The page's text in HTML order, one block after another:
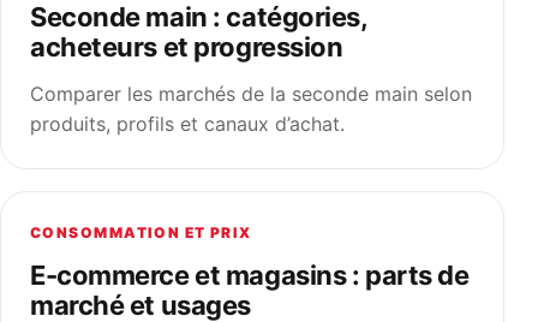
Seconde main : catégories,
acheteurs et progression
Comparer les marchés de la seconde main selon
produits, profils et canaux d’achat.
CONSOMMATION ET PRIX
E-commerce et magasins : parts de
marché et usages